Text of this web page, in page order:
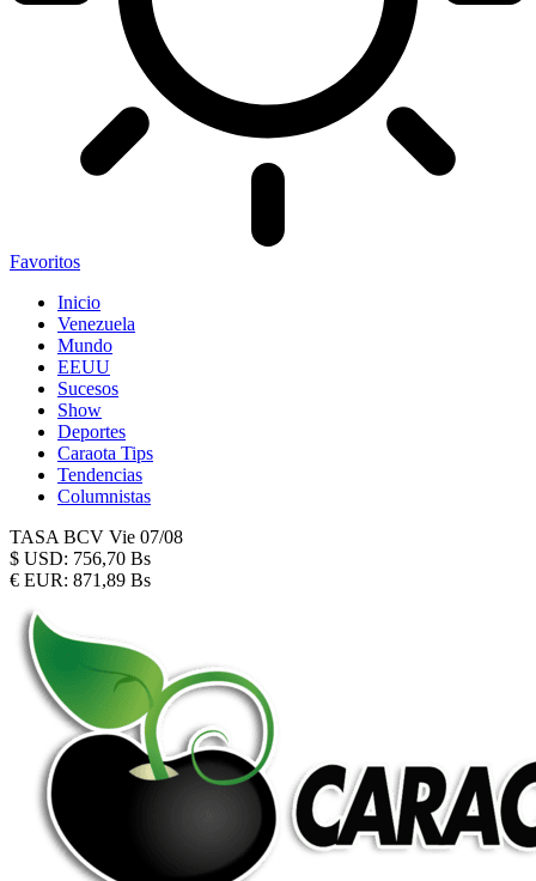
Favoritos
Inicio
Venezuela
Mundo
EEUU
Sucesos
Show
Deportes
Caraota Tips
Tendencias
Columnistas
TASA BCV Vie 07/08
$ USD: 756,70 Bs
€ EUR: 871,89 Bs